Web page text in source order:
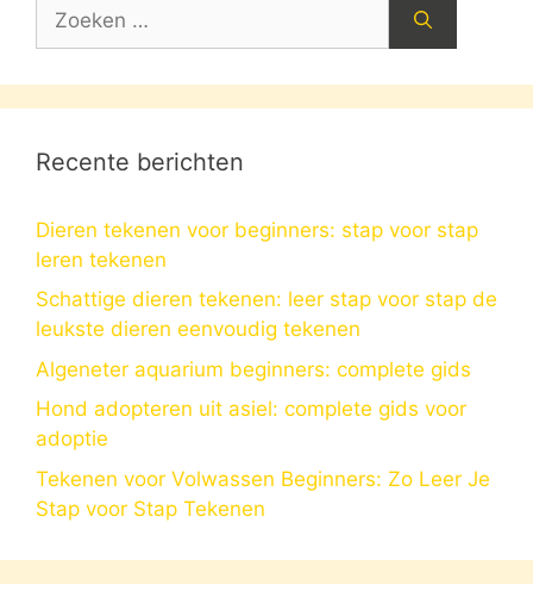
naar:
Recente berichten
Dieren tekenen voor beginners: stap voor stap
leren tekenen
Schattige dieren tekenen: leer stap voor stap de
leukste dieren eenvoudig tekenen
Algeneter aquarium beginners: complete gids
Hond adopteren uit asiel: complete gids voor
adoptie
Tekenen voor Volwassen Beginners: Zo Leer Je
Stap voor Stap Tekenen